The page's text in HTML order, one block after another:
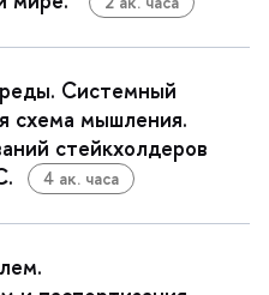
Системный
схема мышления.
стейкхолдеро
4 ак. часа